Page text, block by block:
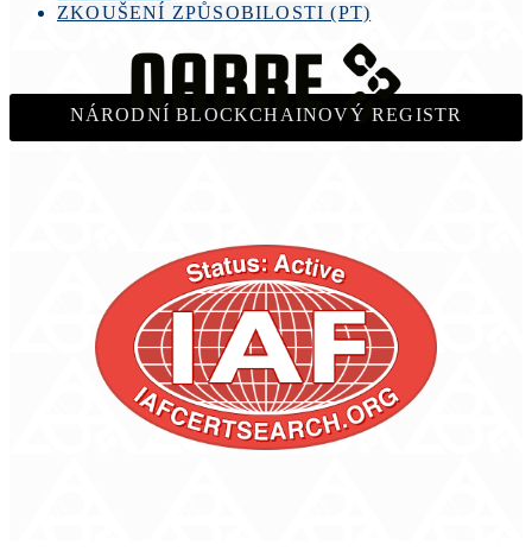
ZKOUŠENÍ ZPŮSOBILOSTI (PT)
NÁRODNÍ BLOCKCHAINOVÝ REGISTR